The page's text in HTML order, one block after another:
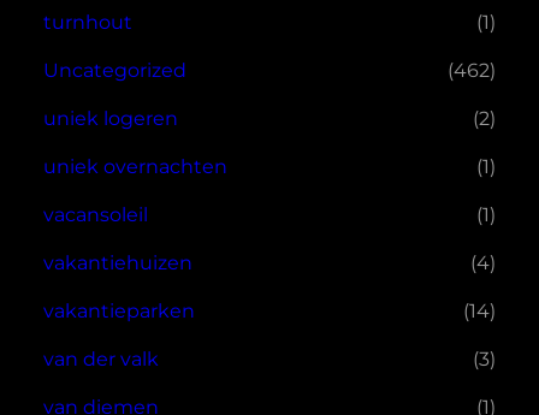
turnhout (1)
Uncategorized (462)
uniek logeren (2)
uniek overnachten (1)
vacansoleil (1)
vakantiehuizen (4)
vakantieparken (14)
van der valk (3)
van diemen (1)